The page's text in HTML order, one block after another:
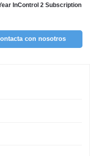
InControl 2 Subscription
con nosotros